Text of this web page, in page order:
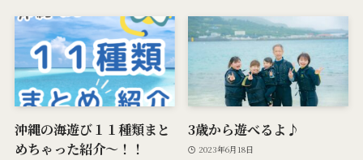
沖縄の海遊び１１種類まと
めちゃった紹介〜！！
3歳から遊べるよ♪
2023年6月18日